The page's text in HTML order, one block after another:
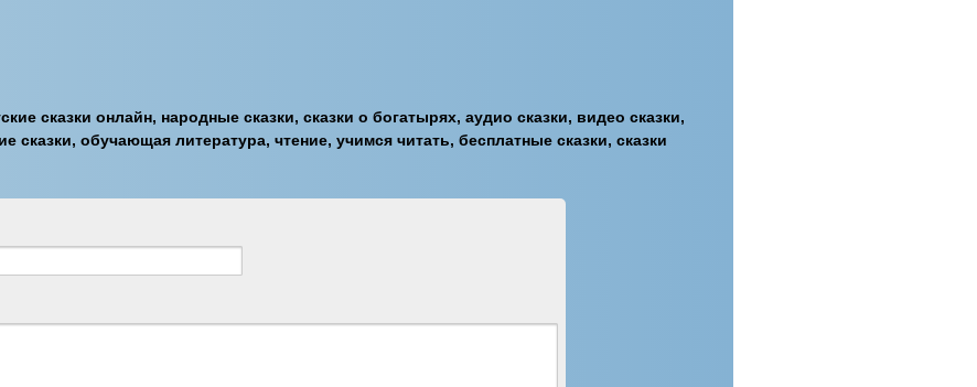
сказки онлайн, народные сказки, сказки о богатырях, аудио сказки, видео сказки,
сказки, обучающая литература, чтение, учимся читать, бесплатные сказки, сказки